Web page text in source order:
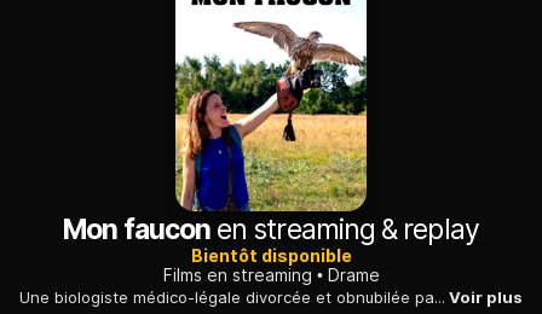
Mon faucon en streaming & replay
Bientôt disponible
Films en streaming
Drame
Une biologiste médico-légale divorcée et obnubilée par son travail voit tour à tour arriver dans sa vie une potentielle demi-sœur, ainsi qu'un faucon. Voir plus